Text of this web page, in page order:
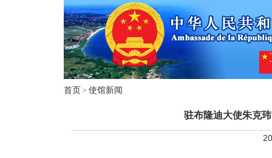
首页 > 使馆新闻
驻布隆迪大使朱克